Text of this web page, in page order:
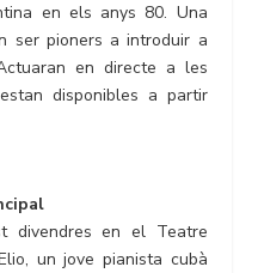
en els anys 80. Una
ser pioners a introduir a
en directe a les
disponibles a partir
divendres en el Teatre
un jove pianista cubà